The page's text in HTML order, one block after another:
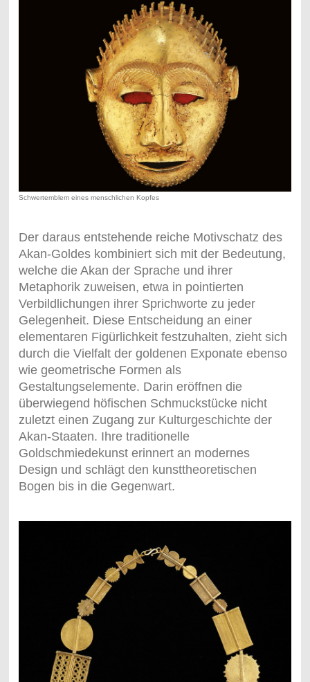
Schwertemblem eines menschlichen Kopfes
Der daraus entstehende reiche Motivschatz des
Akan-Goldes kombiniert sich mit der Bedeutung,
welche die Akan der Sprache und ihrer
Metaphorik zuweisen, etwa in pointierten
Verbildlichungen ihrer Sprichworte zu jeder
Gelegenheit. Diese Entscheidung an einer
elementaren Figürlichkeit festzuhalten, zieht sich
durch die Vielfalt der goldenen Exponate ebenso
wie geometrische Formen als
Gestaltungselemente. Darin eröffnen die
überwiegend höfischen Schmuckstücke nicht
zuletzt einen Zugang zur Kulturgeschichte der
Akan-Staaten. Ihre traditionelle
Goldschmiedekunst erinnert an modernes
Design und schlägt den kunsttheoretischen
Bogen bis in die Gegenwart.